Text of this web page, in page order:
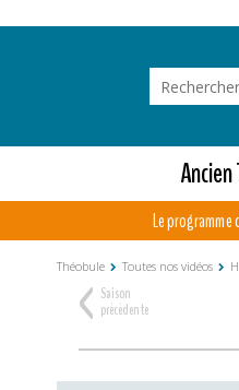
Le programme
Théobule Toutes nos vidéos
<Saison
précédente